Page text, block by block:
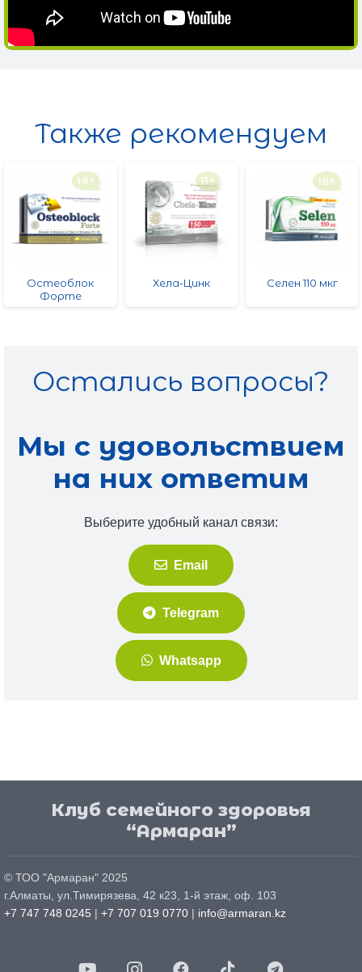
Также рекомендуем
18+
Остеоблок
Форте
11+
Хела-Цинк
18+
Селен 110 мкг
Остались вопросы?
Мы с удовольствием
на них ответим
Выберите удобный канал связи:
Email
Telegram
Whatsapp
Клуб семейного здоровья
“Армаран”
© ТОО "Армаран" 2025
г.Алматы, ул.Тимирязева, 42 к23, 1-й этаж, оф. 103
+7 747 748 0245 | +7 707 019 0770 | info@armaran.kz